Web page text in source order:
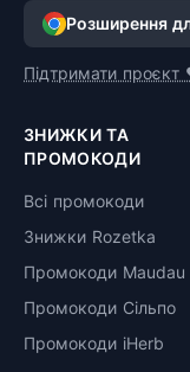
Розширення
Підтримати проєкт
ЗНИЖКИ ТА
ПРОМОКОДИ
Всі промокоди
Знижки Rozetka
Промокоди Maudau
Промокоди Сільпо
Промокоди iHerb